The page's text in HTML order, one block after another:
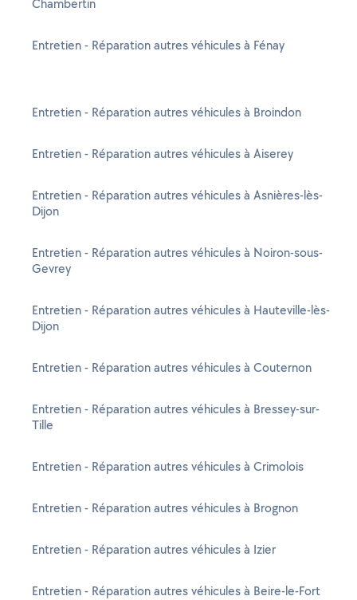
Chambertin
Entretien - Réparation autres véhicules à Fénay
Entretien - Réparation autres véhicules à Broindon
Entretien - Réparation autres véhicules à Aiserey
Entretien - Réparation autres véhicules à Asnières-lès-
Dijon
Entretien - Réparation autres véhicules à Noiron-sous-
Gevrey
Entretien - Réparation autres véhicules à Hauteville-lès-
Dijon
Entretien - Réparation autres véhicules à Couternon
Entretien - Réparation autres véhicules à Bressey-sur-
Tille
Entretien - Réparation autres véhicules à Crimolois
Entretien - Réparation autres véhicules à Brognon
Entretien - Réparation autres véhicules à Izier
Entretien - Réparation autres véhicules à Beire-le-Fort